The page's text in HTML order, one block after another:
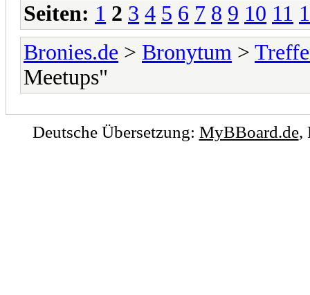
Seiten: 1 2 3 4 5 6 7 8 9 10 11
Bronies.de > Bronytum >
Meetups"
Deutsche Übersetzung: MyBBoard.de,